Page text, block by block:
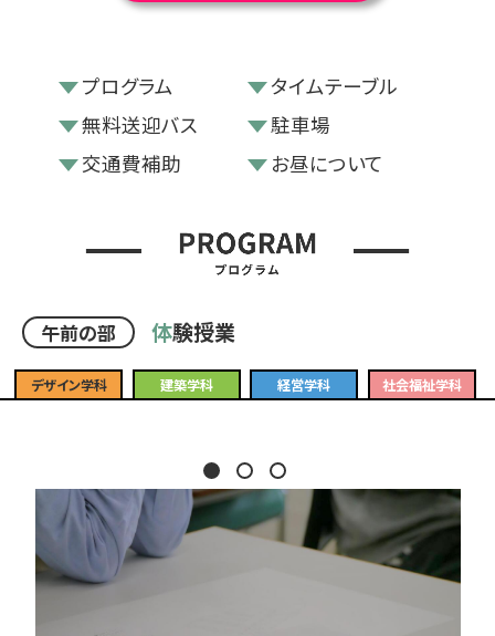
プログラム
タイムテーブル
無料送迎バス
駐車場
交通費補助
お昼について
午前の部 体験授業
デザイン学科 建築学科 経営学科 社会福祉学科